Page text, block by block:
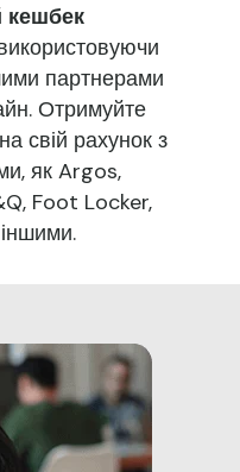
кешбек
партнерами
Отримуйте
свій рахунок з
як Argos,
Foot Locker,